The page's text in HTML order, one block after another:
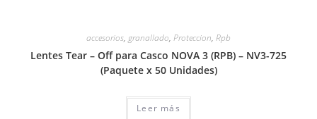
accesorios, granallado, Proteccion, Rpb
Lentes Tear – Off para Casco NOVA 3 (RPB) – NV3-725
(Paquete x 50 Unidades)
Leer más